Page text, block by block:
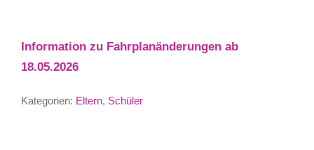
Information zu Fahrplanänderungen ab
18.05.2026
Kategorien: Eltern, Schüler